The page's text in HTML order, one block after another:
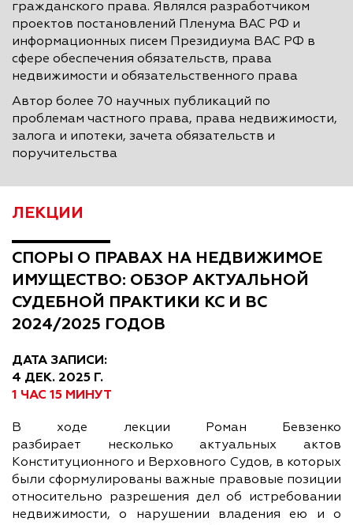
гражданского права. Являлся разработчиком
проектов постановлений Пленума ВАС РФ и
информационных писем Президиума ВАС РФ в
сфере обеспечения обязательств, права
недвижимости и обязательственного права
Автор более 70 научных публикаций по
проблемам частного права, права недвижимости,
залога и ипотеки, зачета обязательств и
поручительства
ЛЕКЦИИ
СПОРЫ О ПРАВАХ НА НЕДВИЖИМОЕ
ИМУЩЕСТВО: ОБЗОР АКТУАЛЬНОЙ
СУДЕБНОЙ ПРАКТИКИ КС И ВС
2024/2025 ГОДОВ
ДАТА ЗАПИСИ:
4 ДЕК. 2025 Г.
1 ЧАС 15 МИНУТ
В ходе лекции Роман Бевзенко
разбирает несколько актуальных актов
Конституционного и Верховного Судов, в которых
были сформулированы важные правовые позиции
относительно разрешения дел об истребовании
недвижимости, о нарушении владения ею и о